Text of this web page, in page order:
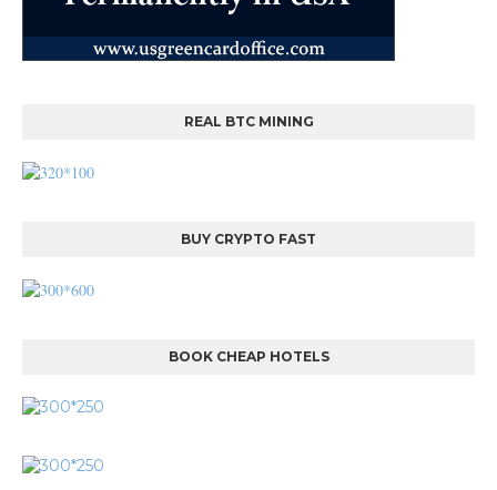
REAL BTC MINING
BUY CRYPTO FAST
BOOK CHEAP HOTELS